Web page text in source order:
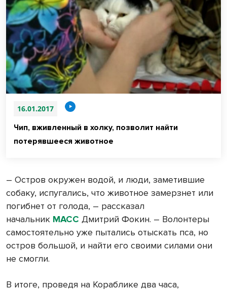
16.01.2017
Чип, вживленный в холку, позволит найти
потерявшееся животное
– Остров окружен водой, и люди, заметившие
собаку, испугались, что животное замерзнет или
погибнет от голода, – рассказал
начальник МАСС Дмитрий Фокин. – Волонтеры
самостоятельно уже пытались отыскать пса, но
остров большой, и найти его своими силами они
не смогли.
В итоге, проведя на Кораблике два часа,